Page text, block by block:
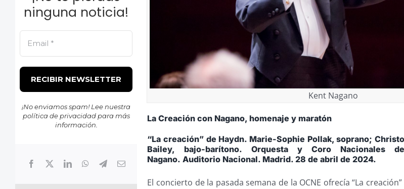
ninguna noticia!
¡No enviamos spam! Lee nuestra
política de privacidadpara más
información.
Kent Nagano
La Creación con Nagano, homenaje y maratón
“La creación” de Haydn. Marie-Sophie Pollak, soprano;
Bailey, bajo-barítono. Orquesta y Coro Nacionales
Nagano. Auditorio Nacional. Madrid. 28 de abril de 2024.
El concierto de la pasada semana de la OCNE ofrecía “La